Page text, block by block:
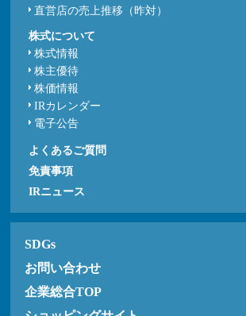
直営店の売上推移（昨対）
株式について
株式情報
株主優待
株価情報
IRカレンダー
電子公告
よくあるご質問
免責事項
IRニュース
SDGs
お問い合わせ
企業総合TOP